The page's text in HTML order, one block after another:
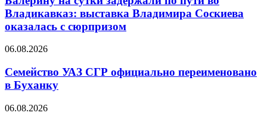
Владикавказ: выставка Владимира Соскиева
оказалась с сюрпризом
06.08.2026
Семейство УАЗ СГР официально переименовано
в Буханку
06.08.2026